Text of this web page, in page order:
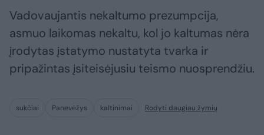
Vadovaujantis nekaltumo prezumpcija,
asmuo laikomas nekaltu, kol jo kaltumas nėra
įrodytas įstatymo nustatyta tvarka ir
pripažintas įsiteisėjusiu teismo nuosprendžiu.
sukčiai Panevėžys kaltinimai Rodyti daugiau žymių